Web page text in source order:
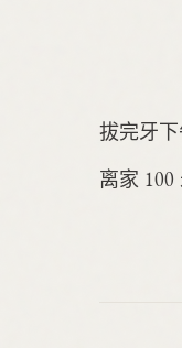
拔完牙下
离家